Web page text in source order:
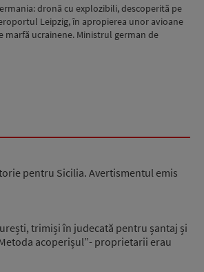
dronă cu explozibili, descoperită pe
Leipzig, în apropierea unor avioane
marfă ucrainene. Ministrul german de
pentru Sicilia. Avertismentul emis
trimiși în judecată pentru șantaj și
acoperișul”- proprietarii erau